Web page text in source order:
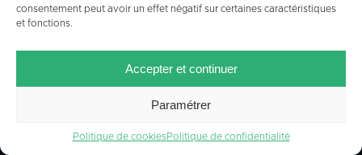
consentement peut avoir un effet négatif sur certaines caractéristiques
et fonctions.
Accepter et continuer
Paramétrer
Politique de cookiesPolitique de confidentialité
PLAN DU SITE
MENTIONS LÉGALES
CRÉDITS POLITIQUE DE COOKIES (UE)